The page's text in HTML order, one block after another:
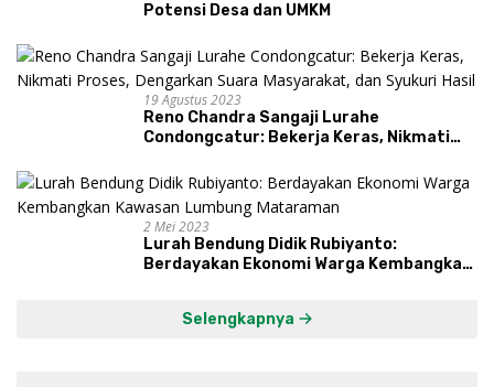
Potensi Desa dan UMKM
19 Agustus 2023
Reno Chandra Sangaji Lurahe
Condongcatur: Bekerja Keras, Nikmati
dan Syukuri Hasil
2 Mei 2023
Lurah Bendung Didik Rubiyanto:
Berdayakan Ekonomi Warga Kembangkan
Selengkapnya